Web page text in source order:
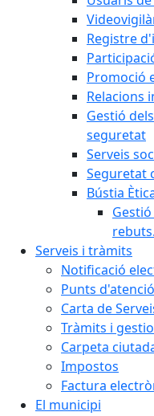
Registre
Promoció
Relacions
Gestió
seguretat
Serveis
Seguretat
Bústia
rebuts.
Serveis i tràmits
Notificació
Punts
Carta de
Tràmits i
Carpeta
Impostos
Factura
El municipi